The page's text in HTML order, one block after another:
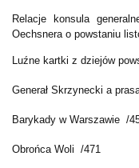
Relacje konsula
Oechsnera o powstaniu
Luźne kartki z dziejów
Generał Skrzynecki a
Barykady w Warszawie /
Obrońca Woli /471